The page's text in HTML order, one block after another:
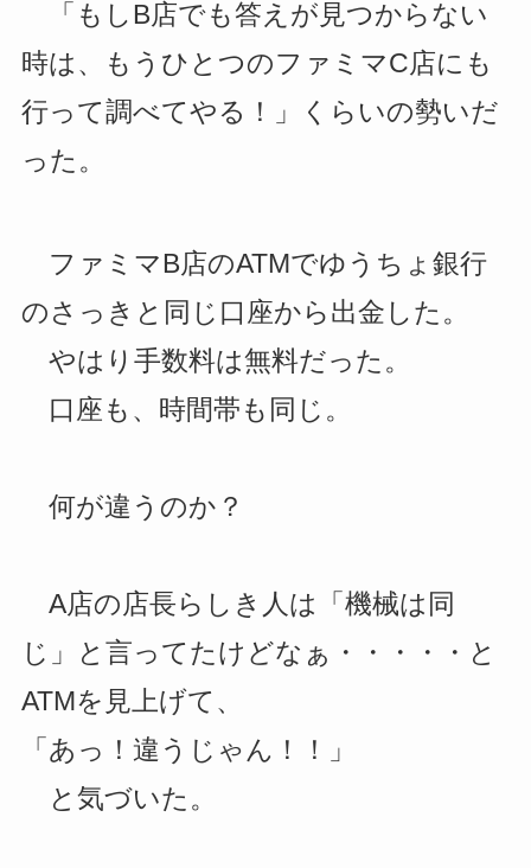
「もしB店でも答えが見つからない
時は、もうひとつのファミマC店にも
行って調べてやる！」くらいの勢いだ
った。
ファミマB店のATMでゆうちょ銀行
のさっきと同じ口座から出金した。
やはり手数料は無料だった。
口座も、時間帯も同じ。
何が違うのか？
A店の店長らしき人は「機械は同
じ」と言ってたけどなぁ・・・・・と
ATMを見上げて、
「あっ！違うじゃん！！」
と気づいた。